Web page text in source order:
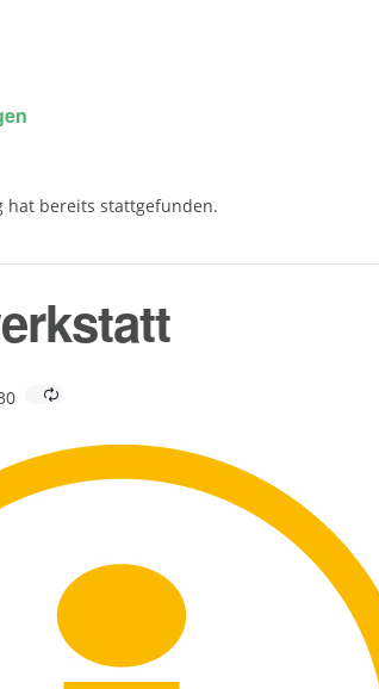
hat bereits stattgefunden.